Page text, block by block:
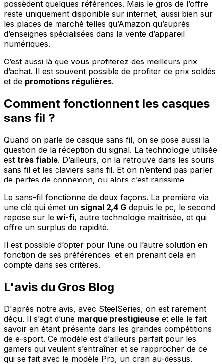
possèdent quelques références. Mais le gros de l’offre
reste uniquement disponible sur internet, aussi bien sur
les places de marché telles qu’Amazon qu’auprès
d’enseignes spécialisées dans la vente d’appareil
numériques.
C’est aussi là que vous profiterez des meilleurs prix
d’achat. Il est souvent possible de profiter de prix soldés
et de promotions régulières.
Comment fonctionnent les casques
sans fil ?
Quand on parle de casque sans fil, on se pose aussi la
question de la réception du signal. La technologie utilisée
est très fiable. D’ailleurs, on la retrouve dans les souris
sans fil et les claviers sans fil. Et on n’entend pas parler
de pertes de connexion, ou alors c’est rarissime.
Le sans-fil fonctionne de deux façons. La première via
une clé qui émet un signal 2,4 G depuis le pc, le second
repose sur le wi-fi, autre technologie maîtrisée, et qui
offre un surplus de rapidité.
Il est possible d’opter pour l’une ou l’autre solution en
fonction de ses préférences, et en prenant cela en
compte dans ses critères.
L'avis du Gros Blog
D'après notre avis, avec SteelSeries, on est rarement
déçu. Il s’agit d’une marque prestigieuse et elle le fait
savoir en étant présente dans les grandes compétitions
de e-sport. Ce modèle est d’ailleurs parfait pour les
gamers qui veulent s’entraîner et se rapprocher de ce
qui se fait avec le modèle Pro, un cran au-dessus.